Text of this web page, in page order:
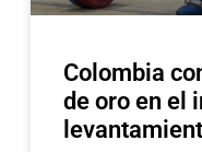
Colombia
de oro en el